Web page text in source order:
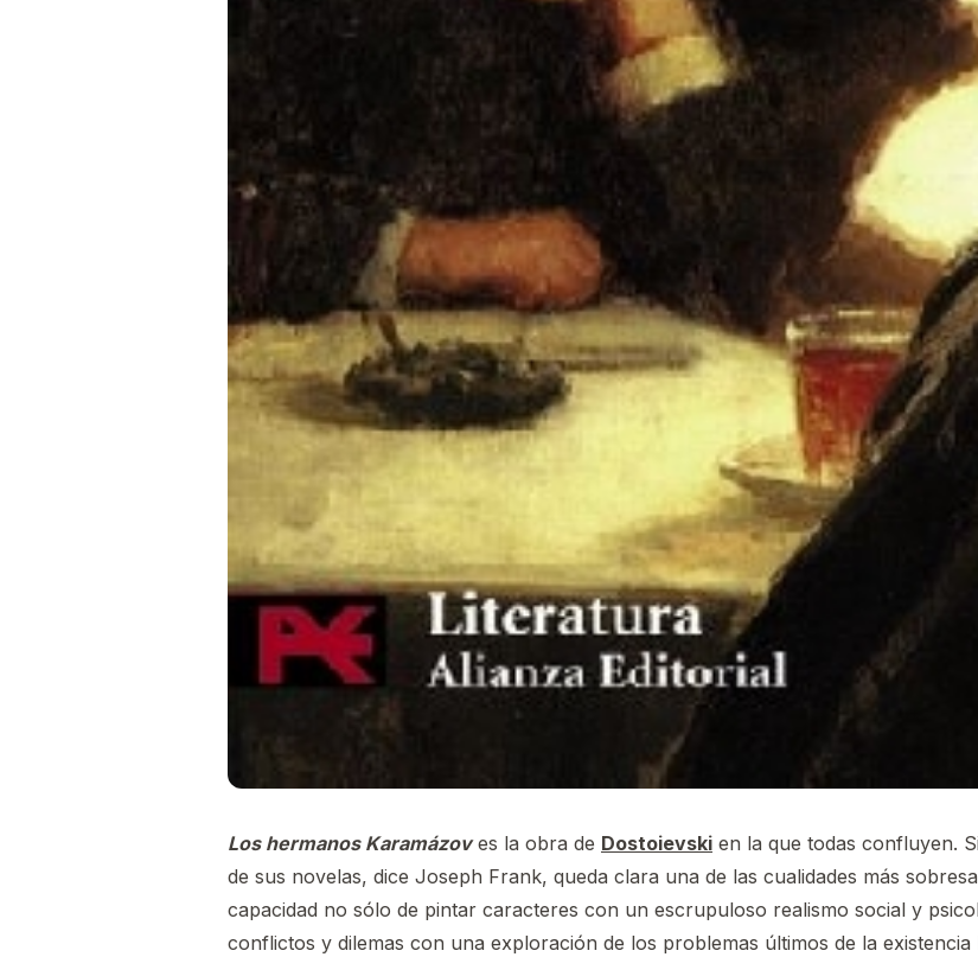
Los hermanos Karamázoves la obra de Dostoievski en la que todas confluyen.
de sus novelas, dice Joseph Frank, queda clara una de las cualidades más
capacidad no sólo de pintar caracteres con un escrupuloso realismo social y
conflictos y dilemas con una exploración de los problemas últimos de la existencia